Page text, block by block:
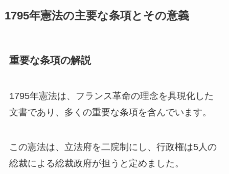
1795年憲法の主要な条項とその意義
重要な条項の解説
1795年憲法は、フランス革命の理念を具現化した
文書であり、多くの重要な条項を含んでいます。
この憲法は、立法府を二院制にし、行政権は5人の
総裁による総裁政府が担うと定めました。